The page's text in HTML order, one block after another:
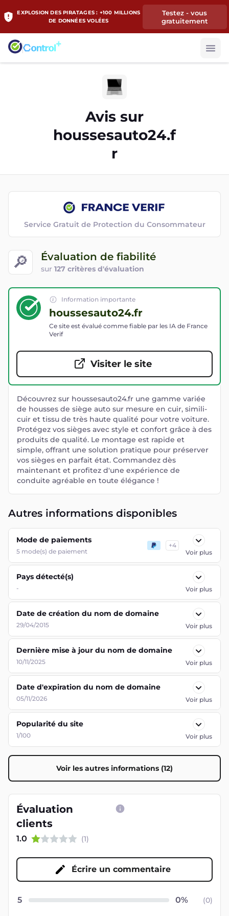
EXPLOSION DES PIRATAGES : +100 MILLIONS
DE DONNÉES VOLÉES
Testez - vous
gratuitement
Avis sur
houssesauto24.f
r
🔎 Évaluation de fiabilité
sur 127 critères d'évaluation
Service Gratuit de Protection du Consommateur
Information importante
houssesauto24.fr
Ce site est évalué comme fiable par les IA de France
Verif
Visiter le site
Découvrez sur houssesauto24.fr une gamme variée
de housses de siège auto sur mesure en cuir, simili-
cuir et tissu de très haute qualité pour votre voiture.
Protégez vos sièges avec style et confort grâce à des
produits de qualité. Le montage est rapide et
simple, offrant une solution pratique pour préserver
vos sièges en parfait état. Commandez dès
maintenant et profitez d'une expérience de
conduite agréable en toute élégance !
Autres informations disponibles
Mode de paiements
5 mode(s) de paiement
+4
Voir plus
Pays détecté(s)
- Voir plus
Date de création du nom de domaine
29/04/2015 Voir plus
Dernière mise à jour du nom de domaine
10/11/2025 Voir plus
Date d'expiration du nom de domaine
05/11/2026 Voir plus
Popularité du site
1/100 Voir plus
Voir les autres informations (12)
Évaluation
clients
1.0 (1)
Écrire un commentaire
5 (0)